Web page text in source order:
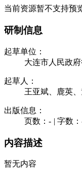
当前资源暂不支持预
研制信息
起草单位：
大连市人民政
起草人：
王亚斌、鹿英
出版信息：
页数：- | 字数
内容描述
暂无内容